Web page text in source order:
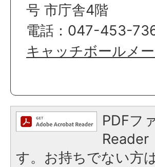
号 市庁舎4階
電話：047-453-
キャッチボールメ
PDFフ
Reader
す。お持ちでない方